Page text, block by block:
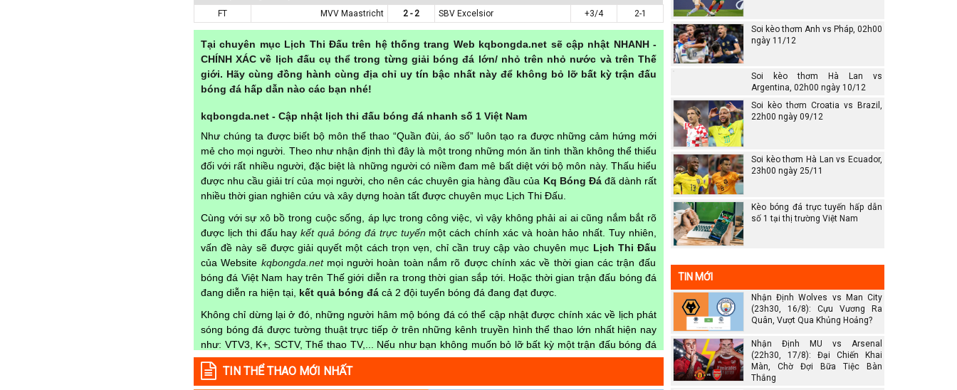
FT
MVV Maastricht 2 - 2 SBV Excelsior +3/4 2-1
Tại chuyên mục Lịch Thi Đấu trên hệ thống trang Web kqbongda.net sẽ cập nhật NHANH -
CHÍNH XÁC về lịch đấu cụ thể trong từng giải bóng đá lớn/ nhỏ trên nhỏ nước và trên Thế
giới. Hãy cùng đồng hành cùng địa chỉ uy tín bậc nhất này để không bỏ lỡ bất kỳ trận đấu
bóng đá hấp dẫn nào các bạn nhé!
kqbongda.net - Cập nhật lịch thi đấu bóng đá nhanh số 1 Việt Nam
Như chúng ta được biết bộ môn thể thao “Quần đùi, áo số” luôn tạo ra được những cảm hứng mới
mẻ cho mọi người. Theo như nhận định thì đây là một trong những món ăn tinh thần không thể thiếu
đối với rất nhiều người, đặc biệt là những người có niềm đam mê bất diệt với bộ môn này. Thấu hiểu
được nhu cầu giải trí của mọi người, cho nên các chuyên gia hàng đầu của Kq Bóng Đáđã dành rất
nhiều thời gian nghiên cứu và xây dựng hoàn tất được chuyên mục Lịch Thi Đấu.
Cùng với sự xô bồ trong cuộc sống, áp lực trong công việc, vì vậy không phải ai ai cũng nắm bắt rõ
được lịch thi đấu haykết quả bóng đá trực tuyến một cách chính xác và hoàn hảo nhất. Tuy nhiên,
vấn đề này sẽ được giải quyết một cách trọn vẹn, chỉ cần truy cập vào chuyên mục Lịch Thi Đấu
của Website kqbongda.netmọi người hoàn toàn nắm rõ được chính xác về thời gian các trận đấu
bóng đá Việt Nam hay trên Thế giới diễn ra trong thời gian sắp tới. Hoặc thời gian trận đấu bóng đá
đang diễn ra hiện tại, kết quả bóng đá cả 2 đội tuyển bóng đá đang đạt được.
Không chỉ dừng lại ở đó, những người hâm mộ bóng đá có thể cập nhật được chính xác về lịch phát
sóng bóng đá được tường thuật trực tiếp ở trên những kênh truyền hình thể thao lớn nhất hiện nay
như: VTV3, K+, SCTV, Thể thao TV,... Nếu như bạn không muốn bỏ lỡ bất kỳ một trận đấu bóng đá
nào trong từng mùa giải, hãy thường xuyên vào chuyên mụcLịch Thi Đấutại chuyên trang
Kqbongdađể cập nhật thông tin chính xác nhất nhé!
TIN THỂ THAO MỚI NHẤT
Soi kèo thơm Anh vs Pháp, 02h00
ngày 11/12
Soi kèo thơm Hà Lan vs
Argentina, 02h00 ngày 10/12
Soi kèo thơm Croatia vs Brazil,
22h00 ngày 09/12
Soi kèo thơm Hà Lan vs Ecuador,
23h00 ngày 25/11
Kèo bóng đá trực tuyến hấp dẫn
số 1 tại thị trường Việt Nam
TIN MỚI
Nhận Định Wolves vs Man City
(23h30, 16/8): Cựu Vương Ra
Quân, Vượt Qua Khủng Hoảng?
Nhận Định MU vs Arsenal
(22h30, 17/8): Đại Chiến Khai
Màn, Chờ Đợi Bữa Tiệc Bàn
Thắng